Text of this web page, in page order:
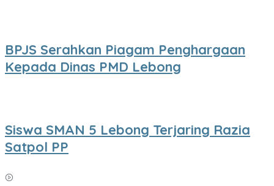
BPJS Serahkan Piagam Penghargaan
Kepada Dinas PMD Lebong
Siswa SMAN 5 Lebong Terjaring Razia
Satpol PP